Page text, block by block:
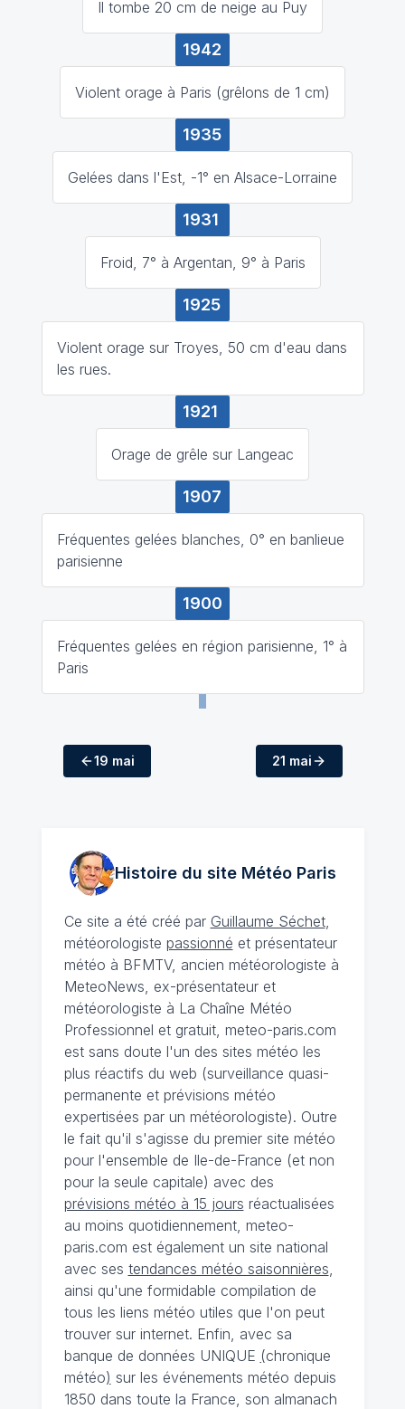
Il tombe 20 cm de neige au Puy
1942
Violent orage à Paris (grêlons de 1 cm)
1935
Gelées dans l'Est, -1° en Alsace-Lorraine
1931
Froid, 7° à Argentan, 9° à Paris
1925
Violent orage sur Troyes, 50 cm d'eau dans
les rues.
1921
Orage de grêle sur Langeac
1907
Fréquentes gelées blanches, 0° en banlieue
parisienne
1900
Fréquentes gelées en région parisienne, 1° à
Paris
19 mai 21 mai
Histoire du site MétéoParis
Ce site a été créé par Guillaume Séchet,
météorologiste passionné et présentateur
météo à BFMTV, ancien météorologiste à
MeteoNews, ex-présentateur et
météorologiste à La Chaîne Météo
Professionnel et gratuit, meteo-paris.com
est sans doute l'un des sites météo les
plus réactifs du web (surveillance quasi-
permanente et prévisions météo
expertisées par un météorologiste). Outre
le fait qu'il s'agisse du premier site météo
pour l'ensemble de Ile-de-France (et non
pour la seule capitale) avec des
prévisions météo à 15 jours réactualisées
au moins quotidiennement, meteo-
paris.com est également un site national
avec ses tendances météo saisonnières
ainsi qu'une formidable compilation de
tous les liens météo utiles que l'on peut
trouver sur internet. Enfin, avec sa
banque de données UNIQUE (chronique
météo) sur les événements météo depuis
1850 dans toute la France, son almanach